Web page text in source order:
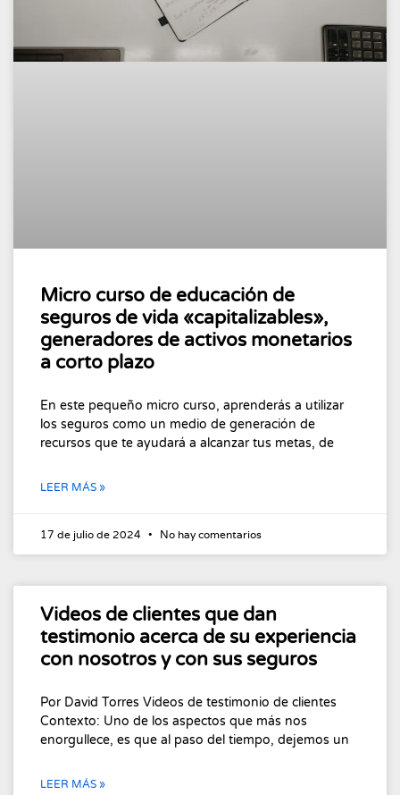
Micro curso de educación de
seguros de vida «capitalizables»,
generadores de activos monetarios
a corto plazo
En este pequeño micro curso, aprenderás a utilizar
los seguros como un medio de generación de
recursos que te ayudará a alcanzar tus metas, de
LEER MÁS »
17 de julio de 2024 No hay comentarios
Videos de clientes que dan
testimonio acerca de su experiencia
con nosotros y con sus seguros
Por David Torres Videos de testimonio de clientes
Contexto: Uno de los aspectos que más nos
enorgullece, es que al paso del tiempo, dejemos un
LEER MÁS »